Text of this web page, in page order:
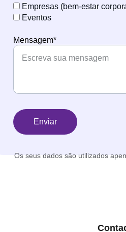
Empresas (bem-estar
Eventos
Mensagem*
Enviar
Os seus dados são utilizados